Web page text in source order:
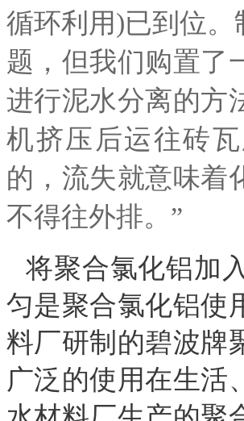
循环利用)已到位
题，但我们购置了
进行泥水分离的方
机挤压后运往砖
的，流失就意味着
不得往外排。”
将聚合氯化铝加
匀是聚合氯化铝使
料厂研制的碧波牌
广泛的使用在生活